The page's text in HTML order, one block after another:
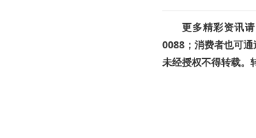
更多精彩资讯
0088；消费者也可通
未经授权不得转载。